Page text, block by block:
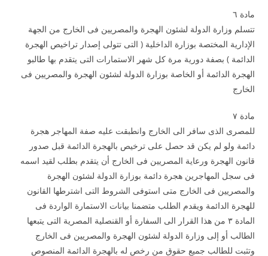
مادة ٦
تتسلم وزارة الدولة لشئون الهجرة والمصريين فى الخارج من الجهة
الإدارية المختصة بوزارة الداخلية ( التى تتولى إصدار تراخيص الهجرة
الدائمة ) بصفة دورية مرة كل شهر الاستمارات التى يتقدم بها طالبو
الهجرة الدائمة أو الخاصة بوزارة الدولة لشئون الهجرة والمصريين فى
الخارج
مادة ۷
للمصرى الذى سافر الى الخارج وانطبقت عليه صفة المهاجر هجرة
دائمة ولو لم يكن قد حصل على ترخيص بالهجرة الدائمة قبل صدور
قانون الهجرة ورعاية المصريين فى الخارج أن يتقدم بطلب لقيد اسمه
فى سجل المهاجرين هجرة دائمة بوزارة الدولة لشئون الهجرة
والمصريين فى الخارج متى استوفى الشروط التى اشترطها القانون
للهجرة الدائمة ويقدم الطلب متضمنا بيانات الاستمارة الواردة فى
المادة ۳ من هذا القرار الى السفارة أو القنصلية المصرية التى يتبعها
الطالب أو إلى وزارة الدولة لشئون الهجرة والمصريين فى الخارج
وتثبت للطالب جميع حقوق من رخص له بالهجرة الدائمة المنصوص